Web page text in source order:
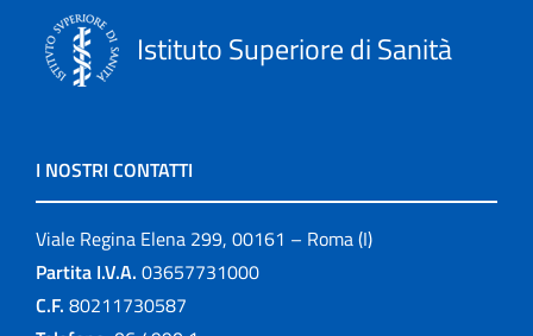
Istituto Superiore di Sanità
I NOSTRI CONTATTI
Viale Regina Elena 299, 00161 – Roma (I)
Partita I.V.A. 03657731000
C.F. 80211730587